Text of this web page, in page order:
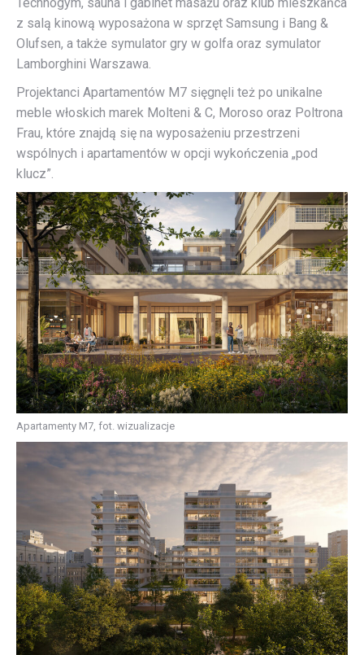
z salą kinową wyposażona w sprzęt Samsung i Bang &
Olufsen, a także symulator gry w golfa oraz symulator
Lamborghini Warszawa.
Projektanci Apartamentów M7 sięgnęli też po unikalne
meble włoskich marek Molteni & C, Moroso oraz Poltrona
Frau, które znajdą się na wyposażeniu przestrzeni
wspólnych i apartamentów w opcji wykończenia „pod
klucz”.
Apartamenty M7, fot. wizualizacje